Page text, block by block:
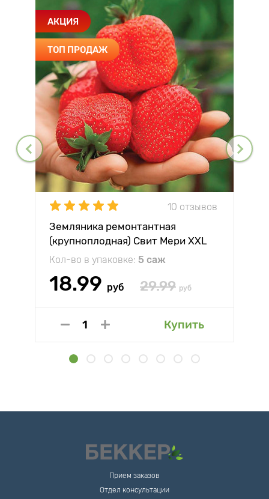
АКЦИЯ
ТОП ПРОДАЖ
10 отзывов
Земляника ремонтантная
(крупноплодная) Свит Мери XXL
Кол-во в упаковке: 5 саж
18.99 руб 29.99 руб
Купить
Прием заказов
Отдел консультации